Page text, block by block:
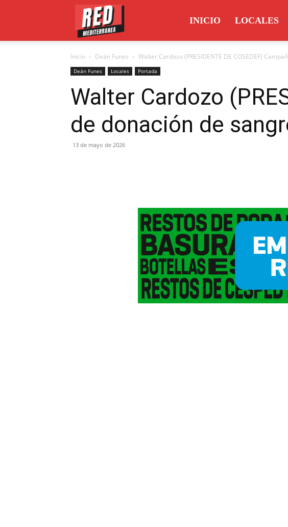
Mediterránea
INICIO LOCALES
Inicio Deán Funes Walter Cardozo (PRESIDENTE DE COSEDEF)
Deán Funes Locales Portada
Walter Cardozo
de donación de
13 de mayo de 2026